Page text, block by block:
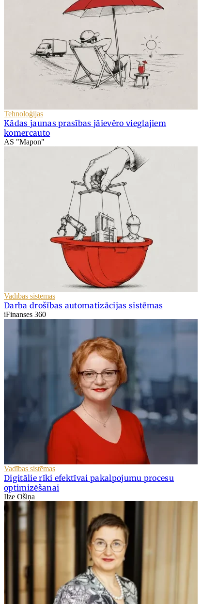
Tehnoloģijas
Kādas jaunas prasības jāievēro vieglajiem
komercauto
AS "Mapon"
Vadības sistēmas
Darba drošības automatizācijas sistēmas
iFinanses 360
Vadības sistēmas
Digitālie rīki efektīvai pakalpojumu procesu
optimizēšanai
Ilze Ošiņa